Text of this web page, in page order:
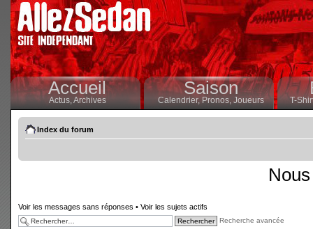
Accueil
Actus,Archives
Saison
Calendrier,Pronos, Joueurs T-
Index du forum
Voir les messages sans réponses • Voir les sujets actifs
Recherche avancée